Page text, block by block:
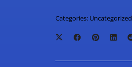
Categories: Uncategorized